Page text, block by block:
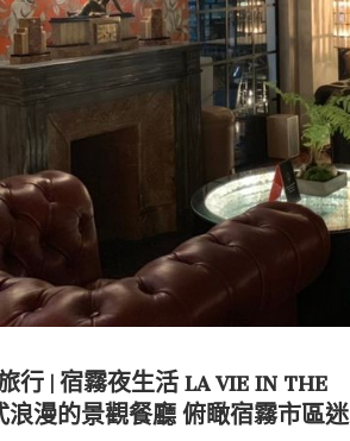
行 | 宿霧夜生活 LA VIE IN THE
浪漫的景觀餐廳 俯瞰宿霧市區迷